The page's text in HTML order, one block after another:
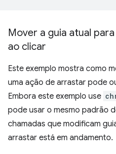
Mover a guia atual
ao clicar
Este exemplo mostra como
uma ação de arrastar pode
Embora este exemplo use
pode usar o mesmo padrão
chamadas que modificam
arrastar está em andamento.